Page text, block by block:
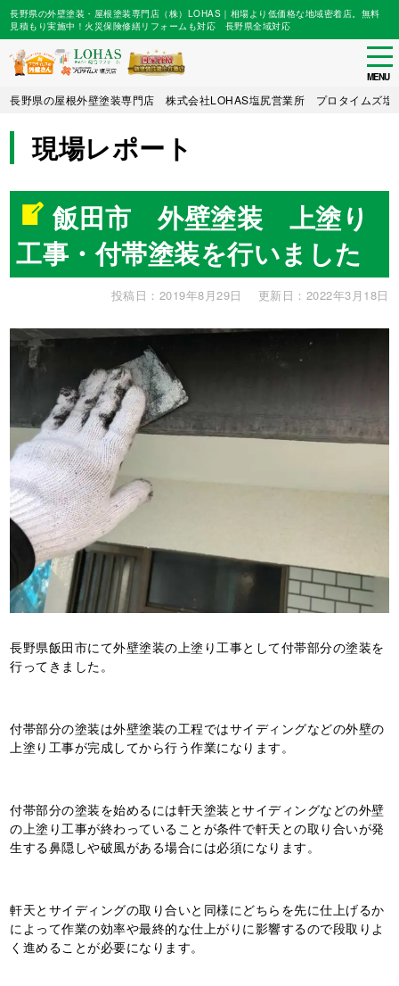
Skip
main
content
長野県の外壁塗装・屋根塗装専門店（株）LOHAS｜相場より低価格な地域密着店。無料
見積もり実施中！火災保険修繕リフォームも対応 長野県全域対応
MENU
長野県の屋根外壁塗装専門店 株式会社LOHAS塩尻営業所 プロタイムズ塩
現場レポート
飯田市 外壁塗装 上塗り
工事・付帯塗装を行いました
投稿日：2019年8月29日 更新日：2022年3月18日
長野県飯田市にて外壁塗装の上塗り工事として付帯部分の塗装を
行ってきました。
付帯部分の塗装は外壁塗装の工程ではサイディングなどの外壁の
上塗り工事が完成してから行う作業になります。
付帯部分の塗装を始めるには軒天塗装とサイディングなどの外壁
の上塗り工事が終わっていることが条件で軒天との取り合いが発
生する鼻隠しや破風がある場合には必須になります。
軒天とサイディングの取り合いと同様にどちらを先に仕上げるか
によって作業の効率や最終的な仕上がりに影響するので段取りよ
く進めることが必要になります。